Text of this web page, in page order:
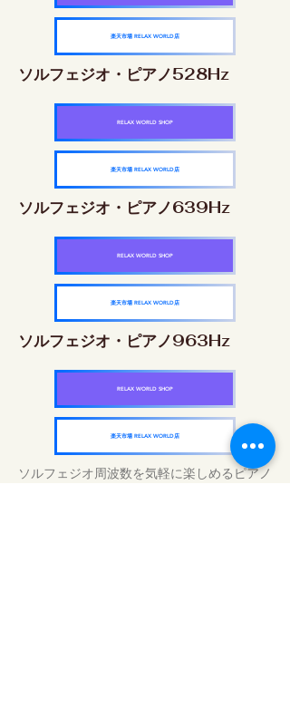
楽天市場 RELAX WORLD店
ソルフェジオ・ピアノ528Hz
RELAX WORLD SHOP
楽天市場 RELAX WORLD店
ソルフェジオ・ピアノ639Hz
RELAX WORLD SHOP
楽天市場 RELAX WORLD店
ソルフェジオ・ピアノ963Hz
RELAX WORLD SHOP
楽天市場 RELAX WORLD店
ソルフェジオ周波数を気軽に楽しめるピアノ